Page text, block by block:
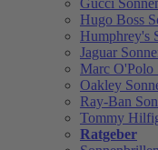
Gucci
Hugo Boss
Humphrey's
Jaguar
Marc O'Polo
Oakley
Ray-Ban
Tommy
Ratgeber